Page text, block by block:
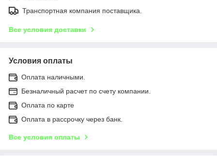
Транспортная компания поставщика.
Все условия доставки
Условия оплаты
Оплата наличными.
Безналичный расчет по счету компании.
Оплата по карте
Оплата в рассрочку через банк.
Все условия оплаты